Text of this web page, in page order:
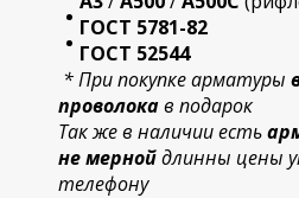
ГОСТ 5781-82
ГОСТ 52544
* При покупке арматуры
проволокав подарок
Так же в наличии есть
не мернойдлинны цены
телефону